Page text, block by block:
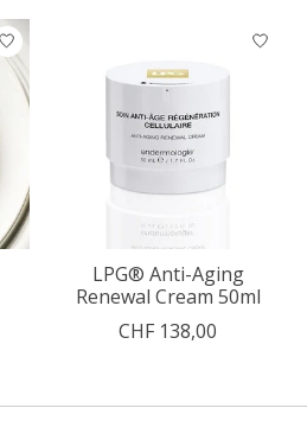
LPG® Anti-Aging
Renewal Cream 50ml
CHF 138,00